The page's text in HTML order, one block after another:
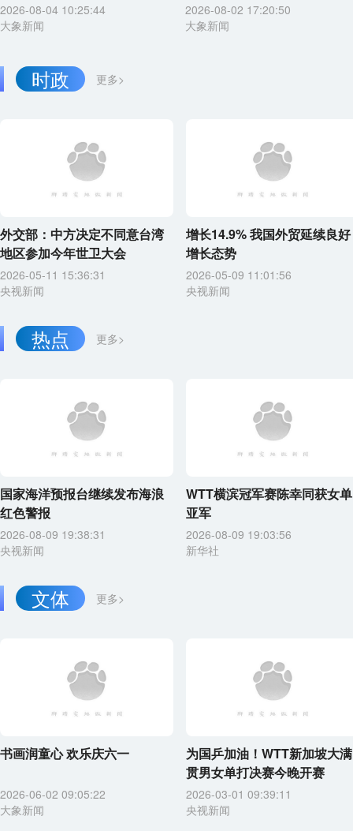
2026-08-04 10:25:44
大象新闻
2026-08-02 17:20:50
大象新闻
更多>
时政
外交部：中方决定不同意台湾
地区参加今年世卫大会
2026-05-11 15:36:31
央视新闻
增长14.9% 我国外贸延续良好
增长态势
2026-05-09 11:01:56
央视新闻
更多>
热点
国家海洋预报台继续发布海浪
红色警报
2026-08-09 19:38:31
央视新闻
WTT横滨冠军赛陈幸同获女单
亚军
2026-08-09 19:03:56
新华社
更多>
文体
书画润童心 欢乐庆六一
2026-06-02 09:05:22
大象新闻
为国乒加油！WTT新加坡大满
贯男女单打决赛今晚开赛
2026-03-01 09:39:11
央视新闻